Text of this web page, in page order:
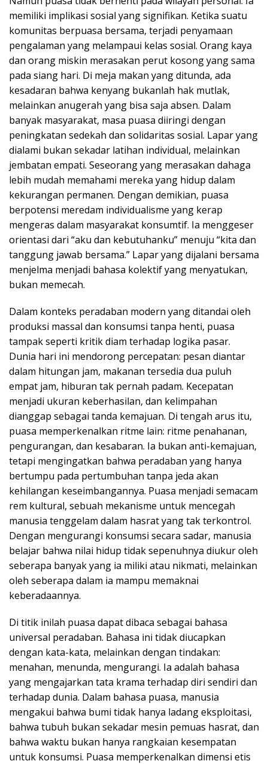
memiliki implikasi sosial yang signifikan. Ketika suatu
komunitas berpuasa bersama, terjadi penyamaan
pengalaman yang melampaui kelas sosial. Orang kaya
dan orang miskin merasakan perut kosong yang sama
pada siang hari. Di meja makan yang ditunda, ada
kesadaran bahwa kenyang bukanlah hak mutlak,
melainkan anugerah yang bisa saja absen. Dalam
banyak masyarakat, masa puasa diiringi dengan
peningkatan sedekah dan solidaritas sosial. Lapar yang
dialami bukan sekadar latihan individual, melainkan
jembatan empati. Seseorang yang merasakan dahaga
lebih mudah memahami mereka yang hidup dalam
kekurangan permanen. Dengan demikian, puasa
berpotensi meredam individualisme yang kerap
mengeras dalam masyarakat konsumtif. Ia menggeser
orientasi dari “aku dan kebutuhanku” menuju “kita dan
tanggung jawab bersama.” Lapar yang dijalani bersama
menjelma menjadi bahasa kolektif yang menyatukan,
bukan memecah.
Dalam konteks peradaban modern yang ditandai oleh
produksi massal dan konsumsi tanpa henti, puasa
tampak seperti kritik diam terhadap logika pasar.
Dunia hari ini mendorong percepatan: pesan diantar
dalam hitungan jam, makanan tersedia dua puluh
empat jam, hiburan tak pernah padam. Kecepatan
menjadi ukuran keberhasilan, dan kelimpahan
dianggap sebagai tanda kemajuan. Di tengah arus itu,
puasa memperkenalkan ritme lain: ritme penahanan,
pengurangan, dan kesabaran. Ia bukan anti-kemajuan,
tetapi mengingatkan bahwa peradaban yang hanya
bertumpu pada pertumbuhan tanpa jeda akan
kehilangan keseimbangannya. Puasa menjadi semacam
rem kultural, sebuah mekanisme untuk mencegah
manusia tenggelam dalam hasrat yang tak terkontrol.
Dengan mengurangi konsumsi secara sadar, manusia
belajar bahwa nilai hidup tidak sepenuhnya diukur oleh
seberapa banyak yang ia miliki atau nikmati, melainkan
oleh seberapa dalam ia mampu memaknai
keberadaannya.
Di titik inilah puasa dapat dibaca sebagai bahasa
universal peradaban. Bahasa ini tidak diucapkan
dengan kata-kata, melainkan dengan tindakan:
menahan, menunda, mengurangi. Ia adalah bahasa
yang mengajarkan tata krama terhadap diri sendiri dan
terhadap dunia. Dalam bahasa puasa, manusia
mengakui bahwa bumi tidak hanya ladang eksploitasi,
bahwa tubuh bukan sekadar mesin pemuas hasrat, dan
bahwa waktu bukan hanya rangkaian kesempatan
untuk konsumsi. Puasa memperkenalkan dimensi etis